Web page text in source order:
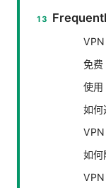
VPN
免费
使用
如何
VPN
如何
VPN